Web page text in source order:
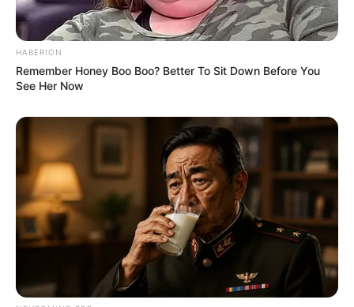
HABERION
Remember Honey Boo Boo? Better To Sit Down Before You
See Her Now